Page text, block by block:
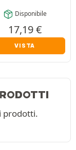
Disponibile
17,19€
VISTA
prodotti.